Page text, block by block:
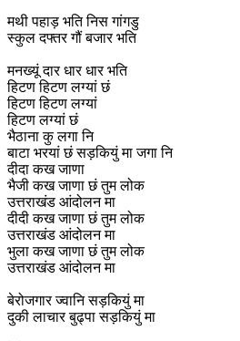
मथी पहाड़ भति निस गांगडु
स्कुल दफ्तर गौं बजार भति
मनख्यूं दार धार धार भति
हिटण हिटण लग्यां छं
हिटण हिटण लग्यां
हिटण लग्यां छं
भैठाना कु लगा नि
बाटा भरयां छं सड़कियुं मा जगा नि
दीदा कख जाणा
भैजी कख जाणा छं तुम लोक
उत्तराखंड आंदोलन मा
दीदी कख जाणा छं तुम लोक
उत्तराखंड आंदोलन मा
भुला कख जाणा छं तुम लोक
उत्तराखंड आंदोलन मा
बेरोजगार ज्वानि सड़कियुं मा
दुकी लाचार बुढ्पा सड़कियुं मा